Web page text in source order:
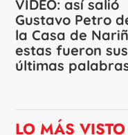
VIDEO: así salió
Gustavo Petro
la Casa de
estas fueron sus
últimas
LO MÁS VISTO